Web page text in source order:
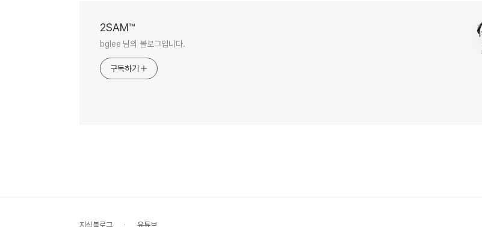
2SAM™
bglee 님의 블로그입니다.
구독하기
지식블로그 유튜브